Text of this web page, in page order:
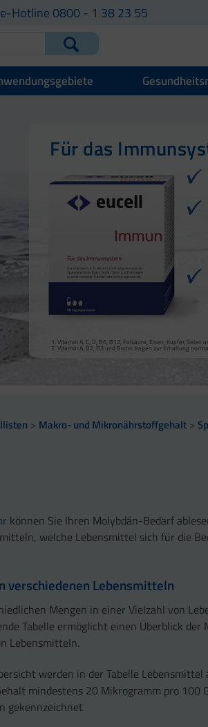
Hotline 0800 - 1 38 23 55
Für das
Vitamin A, C, D, B6, B12, Folsäure, Eisen, Kupfer,
Vitamin A, B2, B3 und Biotin tragen zur Erhaltung
Für Haut, Haare
Selen, Zink und Biotin tragen zur Erhaltung gesunder
Selen und Zink tragen zur Erhaltung normaler Nägel bei.
Vitamin C, E, B2, Kupfer, Mangan, Selen und Zink
Für Ihre natürliche
sowie zu einem normalen Stoffwechsel von
Vitamin B2 und Biotin tragen zur Erhaltung normaler
Vitamin D und Zink tragen zur normalen Funktion des
Makro- und Mikronährstoffgehalt
können Sie Ihren Molybdän-Bedarf
welche Lebensmittel sich für die
verschiedenen Lebensmitteln
Mengen in einer Vielzahl von
Tabelle ermöglicht einen Überblick der
Lebensmitteln.
werden in der Tabelle Lebensmittel
mindestens 20 Mikrogramm pro 100
gekennzeichnet.